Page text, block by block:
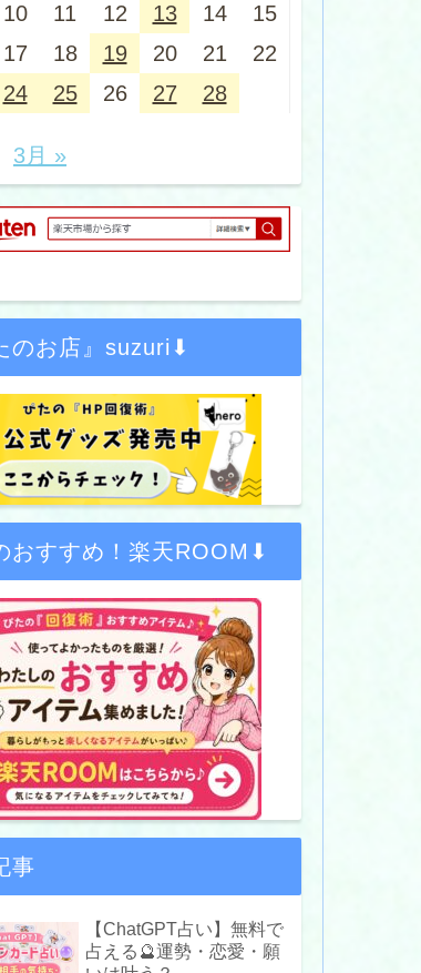
10 11 12 13 14
15
17 18 19 20 21
22
24 25 26 27 28
3月 »
のお店』suzuri⬇
おすすめ！楽天ROOM⬇
事
【ChatGPT占い】無料で
占える🔮運勢・恋愛・願